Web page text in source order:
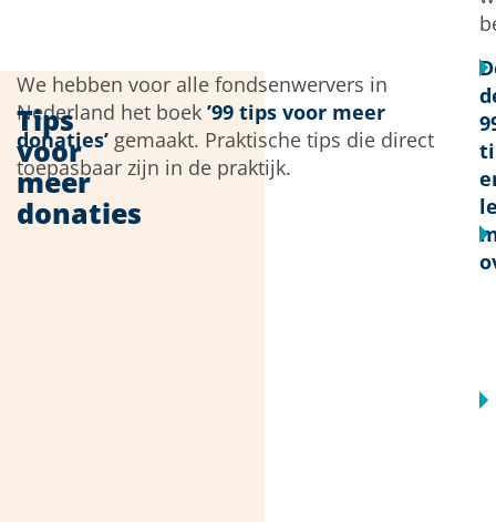
Tips
voor
meer
donaties
We hebben voor alle fondsenwervers in
Nederland het boek ’99 tips voor meer
donaties’ gemaakt. Praktische tips die direct
toepasbaar zijn in de praktijk.